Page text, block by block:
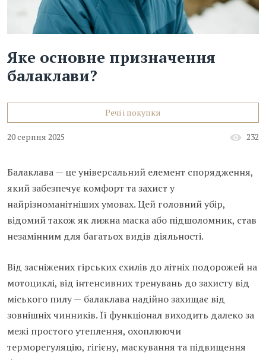
Яке основне призначення
балаклави?
Речі і покупки
20 серпня 2025 232
Балаклава — це універсальний елемент спорядження,
який забезпечує комфорт та захист у
найрізноманітніших умовах. Цей головний убір,
відомий також як лижна маска або підшоломник, став
незамінним для багатьох видів діяльності.
Від засніжених гірських схилів до літніх подорожей на
мотоциклі, від інтенсивних тренувань до захисту від
міського пилу — балаклава надійно захищає від
зовнішніх чинників. Її функціонал виходить далеко за
межі простого утеплення, охоплюючи
терморегуляцію, гігієну, маскування та підвищення